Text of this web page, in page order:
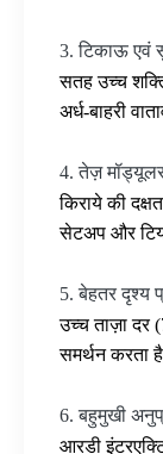
3. टिकाऊ एवं
सतह उच्च
अर्ध-बाहरी
4. तेज़
किराये की
सेटअप और
5. बेहतर दृश्य
उच्च ताज़ा दर
समर्थन करता
6. बहुमुखी
आरडी